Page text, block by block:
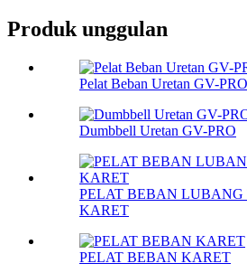
Produk unggulan
Pelat Beban Uretan GV-PRO
Dumbbell Uretan GV-PRO
PELAT BEBAN LUBANG
KARET
PELAT BEBAN KARET